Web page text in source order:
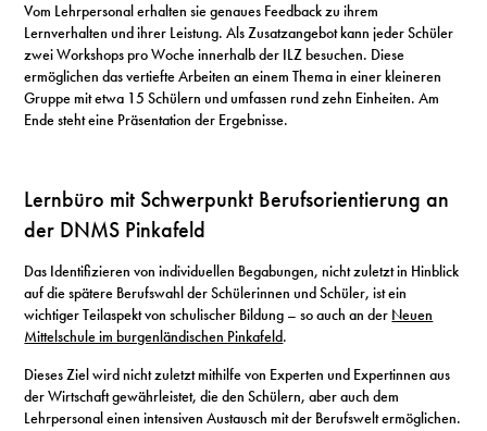
Vom Lehrpersonal erhalten sie genaues Feedback zu ihrem
Lernverhalten und ihrer Leistung. Als Zusatzangebot kann jeder Schüler
zwei Workshops pro Woche innerhalb der ILZ besuchen. Diese
ermöglichen das vertiefte Arbeiten an einem Thema in einer kleineren
Gruppe mit etwa 15 Schülern und umfassen rund zehn Einheiten. Am
Ende steht eine Präsentation der Ergebnisse.
Lernbüro mit Schwerpunkt Berufsorientierung an
der DNMS Pinkafeld
Das Identifizieren von individuellen Begabungen, nicht zuletzt in Hinblick
auf die spätere Berufswahl der Schülerinnen und Schüler, ist ein
wichtiger Teilaspekt von schulischer Bildung – so auch an der Neuen
Mittelschule im burgenländischen Pinkafeld.
Dieses Ziel wird nicht zuletzt mithilfe von Experten und Expertinnen aus
der Wirtschaft gewährleistet, die den Schülern, aber auch dem
Lehrpersonal einen intensiven Austausch mit der Berufswelt ermöglichen.